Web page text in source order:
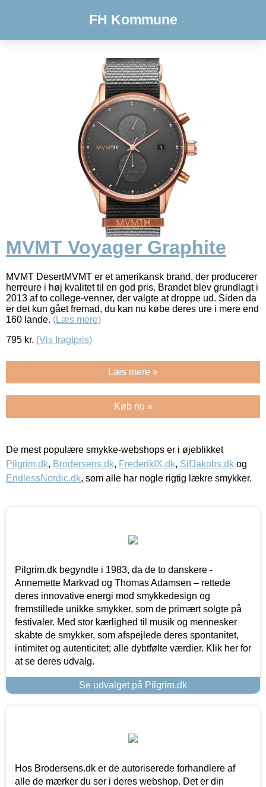
FH Kommune
MVMT Voyager Graphite
MVMT DesertMVMT er et amerikansk brand, der producerer
herreure i høj kvalitet til en god pris. Brandet blev grundlagt i
2013 af to college-venner, der valgte at droppe ud. Siden da
er det kun gået fremad, du kan nu købe deres ure i mere end
160 lande. (Læs mere)
795 kr. (Vis fragtpris)
Læs mere »
Køb nu »
De mest populære smykke-webshops er i øjeblikket
Pilgrim.dk, Brodersens.dk, FrederikIX.dk, SifJakobs.dk og
EndlessNordic.dk, som alle har nogle rigtig lækre smykker.
Pilgrim.dk begyndte i 1983, da de to danskere -
Annemette Markvad og Thomas Adamsen – rettede
deres innovative energi mod smykkedesign og
fremstillede unikke smykker, som de primært solgte på
festivaler. Med stor kærlighed til musik og mennesker
skabte de smykker, som afspejlede deres spontanitet,
intimitet og autenticitet; alle dybtfølte værdier. Klik her for
at se deres udvalg.
Se udvalget på Pilgrim.dk
Hos Brodersens.dk er de autoriserede forhandlere af
alle de mærker du ser i deres webshop. Det er din